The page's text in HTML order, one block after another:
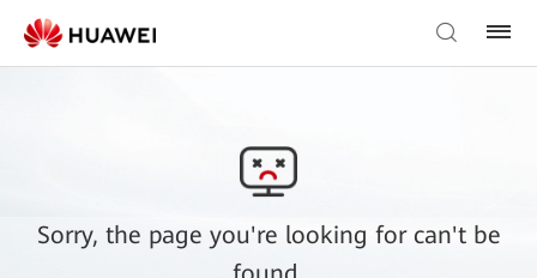
Sorry, the page you're looking for can't be